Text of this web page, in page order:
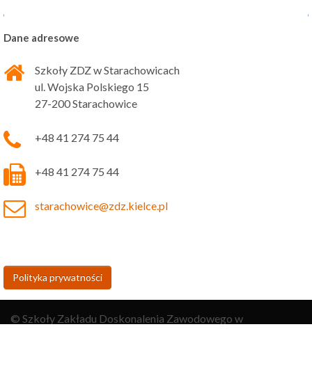
Dane adresowe
Szkoły ZDZ w Starachowicach
ul. Wojska Polskiego 15
27-200 Starachowice
+48 41 274 75 44
+48 41 274 75 44
starachowice@zdz.kielce.pl
Polityka prywatności
© Szkoły Zakładu Doskonalenia Zawodowego w